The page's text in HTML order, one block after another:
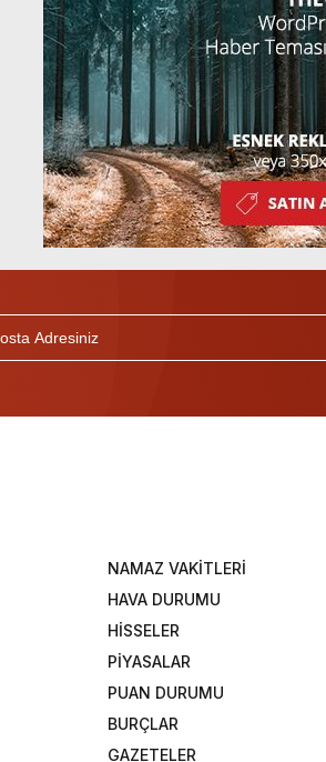
NAMAZ VAKİTLERİ
HAVA DURUMU
HİSSELER
PİYASALAR
PUAN DURUMU
BURÇLAR
GAZETELER